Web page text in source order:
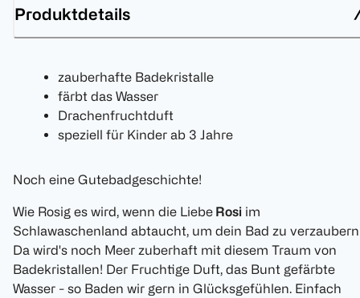
Produktdetails
zauberhafte Badekristalle
färbt das Wasser
Drachenfruchtduft
speziell für Kinder ab 3 Jahre
Noch eine Gutebadgeschichte!
Wie Rosig es wird, wenn die Liebe Rosi im
Schlawaschenland abtaucht, um dein Bad zu
Da wird's noch Meer zuberhaft mit diesem Traum von
Badekristallen! Der Fruchtige Duft, das Bunt gefärbte
Wasser - so Baden wir gern in Glücksgefühlen. Einfach